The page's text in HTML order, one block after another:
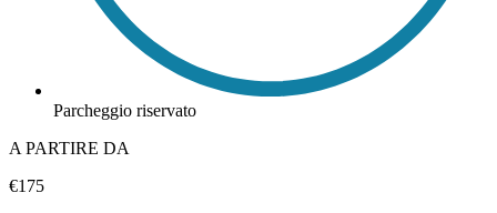
Parcheggio riservato
A PARTIRE DA
€175